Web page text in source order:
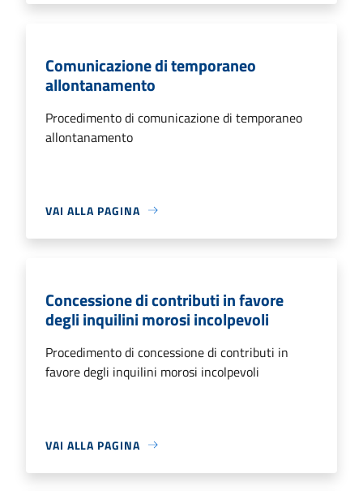
Comunicazione di temporaneo
allontanamento
Procedimento di comunicazione di temporaneo
allontanamento
VAI ALLA PAGINA
Concessione di contributi in favore
degli inquilini morosi incolpevoli
Procedimento di concessione di contributi in
favore degli inquilini morosi incolpevoli
VAI ALLA PAGINA